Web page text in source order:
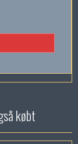
købt